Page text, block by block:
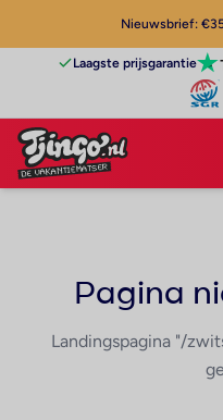
Nieuwsbrief:
Laagste prijsgarantie
Pagina
Landingspagina "/